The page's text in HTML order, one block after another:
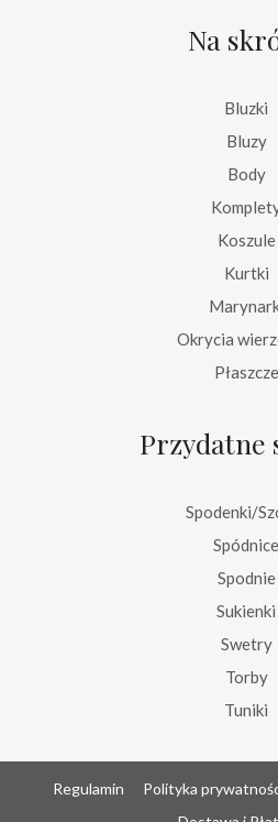
Na
Bluzki
Bluzy
Body
Koszule
Kurtki
Okrycia
Płaszcze
Przydatne
Spodenki/
Spódnice
Spodnie
Sukienki
Swetry
Torby
Tuniki
Regulamin Polityka